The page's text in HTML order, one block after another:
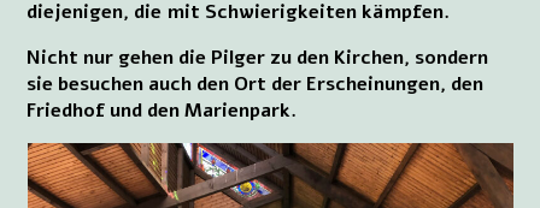
diejenigen, die mit Schwierigkeiten kämpfen.
Nicht nur gehen die Pilger zu den Kirchen, sondern
sie besuchen auch den Ort der Erscheinungen, den
Friedhof und den Marienpark.